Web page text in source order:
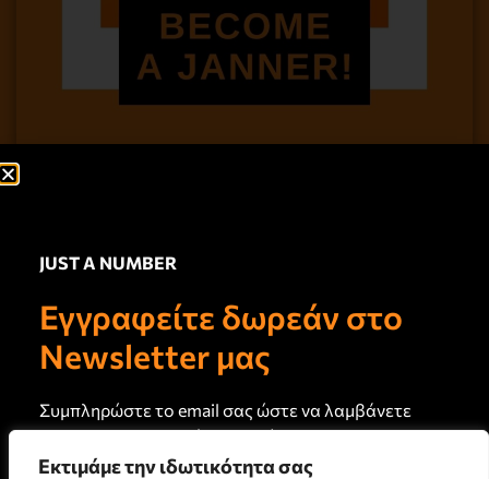
Εκτιμάμε την ιδωτικότητα σας
Πρωτογενή άρθρα και καινούργιο περιεχόμενο στο email σας
κάθε 15 ημέρες
Ακολουθήστε μας
JUST A NUMBER
Εγγραφείτε δωρεάν στο
Newsletter μας
Συμπληρώστε το email σας ώστε να λαμβάνετε
το newsletter μας κάθε 15 ημέρες